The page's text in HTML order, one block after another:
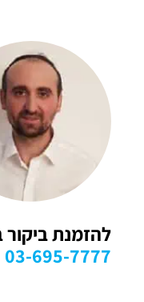
להזמנת ביקור
03-695-7777